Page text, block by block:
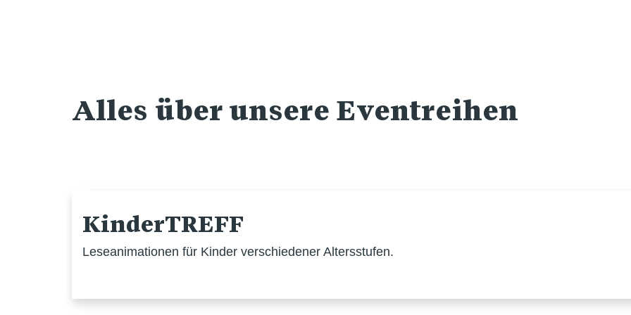
Alles über unsere Eventreihen
KinderTREFF
Leseanimationen für Kinder verschiedener Altersstufen.